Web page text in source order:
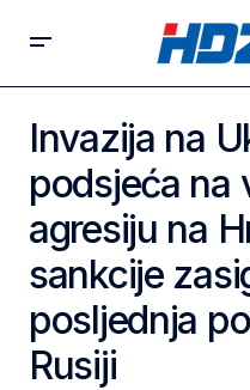
Invazija na
podsjeća na
agresiju na
sankcije
posljednja
Rusiji